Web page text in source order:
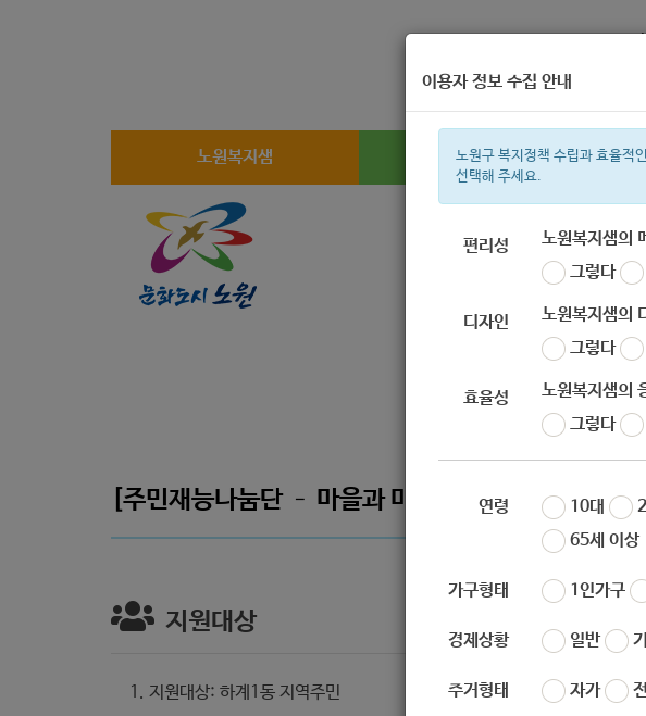
노원복지샘 복지정보
지원금 복지관
이용자 정보 수집 안내
노원구 복지정책 수립과 효율적
선택해 주세요.
편리성
노원복지샘의
그렇다
디자인
노원복지샘의
그렇다
효율성
노원복지샘의
그렇다
연령 10대
65세 이상
가구형태 1인가구
경제상황 일반
주거형태 자가
[주민재능나눔단 – 마을과 마음이 모이다(마.마.모
지원대상
지원대상: 하계1동 지역주민